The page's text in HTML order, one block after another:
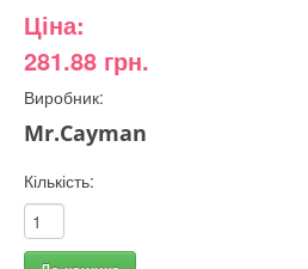
Ціна:
281.88 грн.
Виробник:
Mr.Cayman
Кількість: